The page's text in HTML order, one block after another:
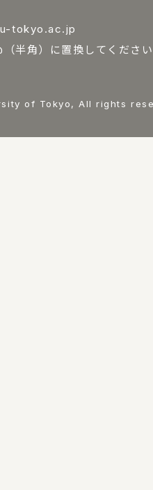
tokyo.ac.jp
）に置換してくださ
of Tokyo, All rights